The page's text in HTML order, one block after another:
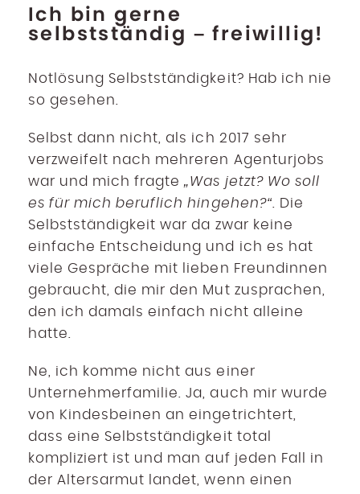
Ich bin gerne
selbstständig – freiwillig!
Notlösung Selbstständigkeit? Hab ich nie
so gesehen.
Selbst dann nicht, als ich 2017 sehr
verzweifelt nach mehreren Agenturjobs
war und mich fragte„Was jetzt? Wo soll
es für mich beruflich hingehen?“.
Die
Selbstständigkeit war da zwar keine
einfache Entscheidung und ich es hat
viele Gespräche mit lieben Freundinnen
gebraucht, die mir den Mut zusprachen,
den ich damals einfach nicht alleine
hatte.
Ne, ich komme nicht aus einer
Unternehmerfamilie. Ja, auch mir wurde
von Kindesbeinen an eingetrichtert,
dass eine Selbstständigkeit total
kompliziert ist und man auf jeden Fall in
der Altersarmut landet, wenn einen